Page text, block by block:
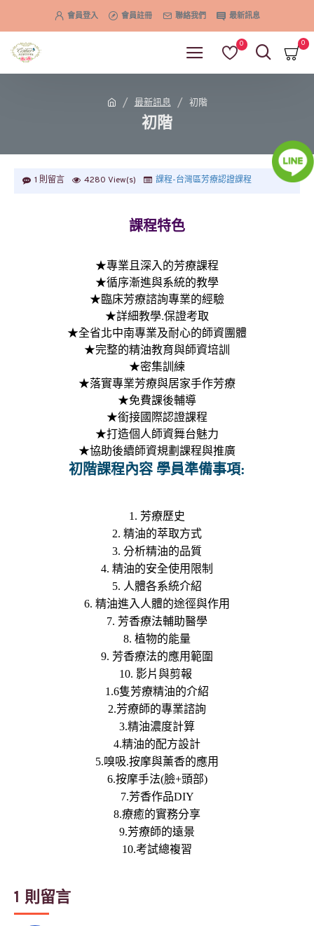
會員登入 會員註冊 聯絡我們 最新訊息
0 0
最新訊息 初階
初階
1 則留言 4280 View(s) 課程-台灣區芳療認證課程
課程特色
★專業且深入的芳療課程
★循序漸進與系統的教學
★臨床芳療諮詢專業的經驗
★詳細教學.保證考取
★全省北中南專業及耐心的師資團體
★完整的精油教育與師資培訓
★密集訓練
★落實專業芳療與居家手作芳療
★免費課後輔導
★銜接國際認證課程
★打造個人師資舞台魅力
★協助後續師資規劃課程與推廣
初階課程內容 學員準備事項:
1. 芳療歷史
2. 精油的萃取方式
3. 分析精油的品質
4. 精油的安全使用限制
5. 人體各系統介紹
6. 精油進入人體的途徑與作用
7. 芳香療法輔助醫學
8. 植物的能量
9. 芳香療法的應用範圍
10. 影片與剪報
1.6隻芳療精油的介紹
2.芳療師的專業諮詢
3.精油濃度計算
4.精油的配方設計
5.嗅吸.按摩與薰香的應用
6.按摩手法(臉+頭部)
7.芳香作品DIY
8.療癒的實務分享
9.芳療師的遠景
10.考試總複習
1 則留言